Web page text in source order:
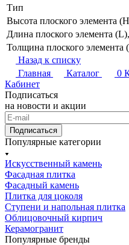
Тип
Высота плоского элемента
Длина плоского элемента
Толщина плоского элемента
Назад к списку
Главная
Каталог 0
Кабинет
Подписаться
на новости и акции
Подписаться
Популярные категории
Искусственный камень
Фасадная плитка
Фасадный камень
Плитка для цоколя
Ступени и напольная плитка
Облицовочный кирпич
Керамогранит
Популярные бренды